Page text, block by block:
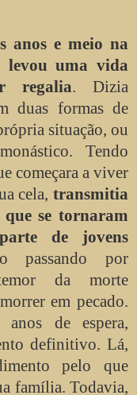
anos e meio na
levou uma vida
regalia. Dizia
duas formas de
situação, ou
Tendo
começara a viver
cela, transmitia
se tornaram
de jovens
passando por
da morte
em pecado.
anos de espera,
definitivo. Lá,
pelo que
família. Todavia,